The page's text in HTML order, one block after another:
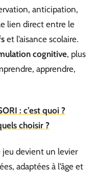
anticipation,
lien direct entre le
et l’aisance scolaire.
cognitive, plus
apprendre,
: c’est quoi ?
choisir ?
jeu devient un levier
adaptées à l’âge et